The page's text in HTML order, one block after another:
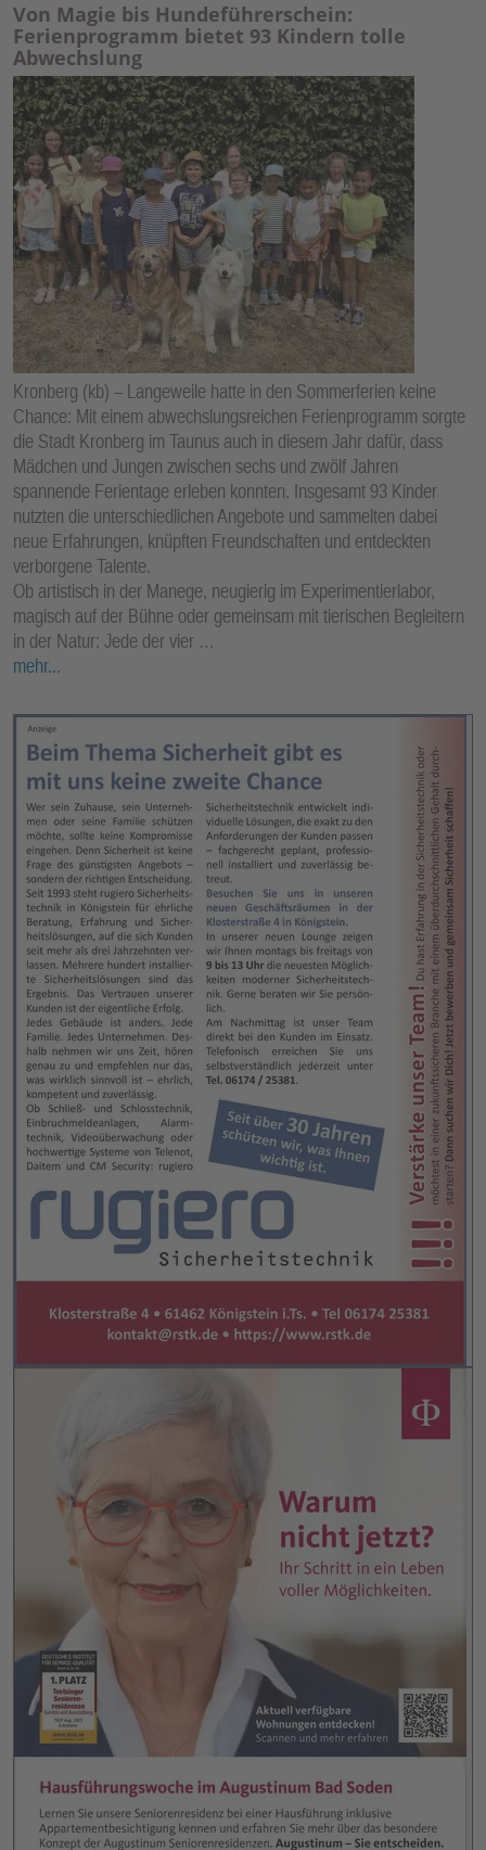
Von Magie bis Hundeführerschein:
Ferienprogramm bietet 93 Kindern tolle
Abwechslung
Kronberg (kb) – Langeweile hatte in den Sommerferien keine
Chance: Mit einem abwechslungsreichen Ferienprogramm sorgte
die Stadt Kronberg im Taunus auch in diesem Jahr dafür, dass
Mädchen und Jungen zwischen sechs und zwölf Jahren
spannende Ferientage erleben konnten. Insgesamt 93 Kinder
nutzten die unterschiedlichen Angebote und sammelten dabei
neue Erfahrungen, knüpften Freundschaften und entdeckten
verborgene Talente.
Ob artistisch in der Manege, neugierig im Experimentierlabor,
magisch auf der Bühne oder gemeinsam mit tierischen Begleitern
in der Natur: Jede der vier …
mehr...